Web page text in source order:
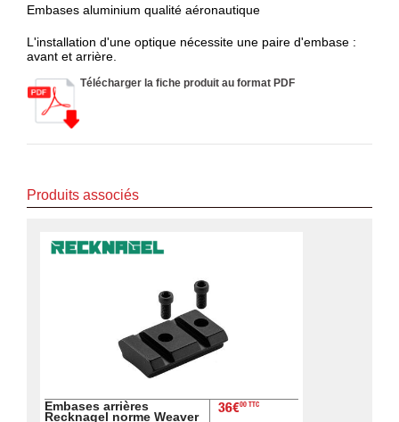
Embases aluminium qualité aéronautique
L'installation d'une optique nécessite une paire d'embase :
avant et arrière.
Télécharger la fiche produit au format PDF
Produits associés
Embases arrières
Recknagel norme Weaver
36€00 TTC